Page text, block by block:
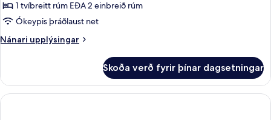
með
tvíbreiðu
1 tvíbreitt rúm EÐA 2 einbreið rúm
Ókeypis þráðlaust net
Nánari upplýsingar
Nánari
með
tvíbreiðu
rúmi
Skoða verð fyrir þínar dagsetningar